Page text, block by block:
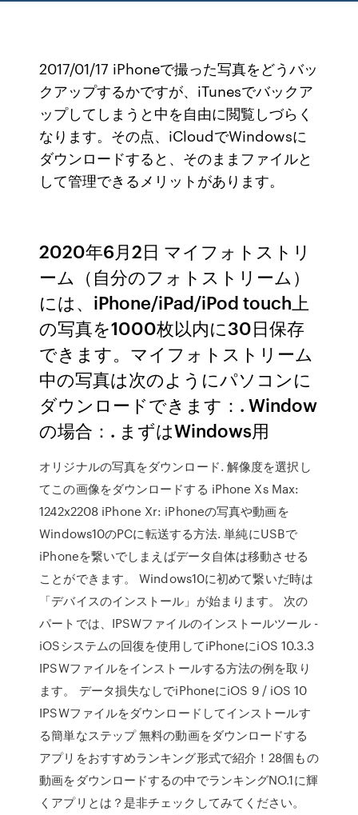
2017/01/17 iPhoneで撮った写真をどうバッ
クアップするかですが、iTunesでバックア
ップしてしまうと中を自由に閲覧しづらく
なります。その点、iCloudでWindowsに
ダウンロードすると、そのままファイルと
して管理できるメリットがあります。
2020年6月2日 マイフォトストリ
ーム（自分のフォトストリーム）
には、iPhone/iPad/iPod touch上
の写真を1000枚以内に30日保存
できます。マイフォトストリーム
中の写真は次のようにパソコンに
ダウンロードできます：. Window
の場合：. まずはWindows用
オリジナルの写真をダウンロード. 解像度を選択し
てこの画像をダウンロードする iPhone Xs Max:
1242x2208 iPhone Xr: iPhoneの写真や動画を
Windows10のPCに転送する方法. 単純にUSBで
iPhoneを繋いでしまえばデータ自体は移動させる
ことができます。 Windows10に初めて繋いだ時は
「デバイスのインストール」が始まります。 次の
パートでは、IPSWファイルのインストールツール -
iOSシステムの回復を使用してiPhoneにiOS 10.3.3
IPSWファイルをインストールする方法の例を取り
ます。 データ損失なしでiPhoneにiOS 9 / iOS 10
IPSWファイルをダウンロードしてインストールす
る簡単なステップ 無料の動画をダウンロードする
アプリをおすすめランキング形式で紹介！28個もの
動画をダウンロードするの中でランキングNO.1に輝
くアプリとは？是非チェックしてみてください。